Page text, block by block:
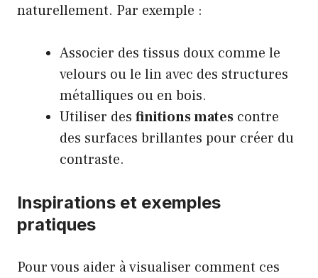
naturellement. Par exemple :
Associer des tissus doux comme le
velours ou le lin avec des structures
métalliques ou en bois.
Utiliser des finitions mates contre
des surfaces brillantes pour créer du
contraste.
Inspirations et exemples
pratiques
Pour vous aider à visualiser comment ces